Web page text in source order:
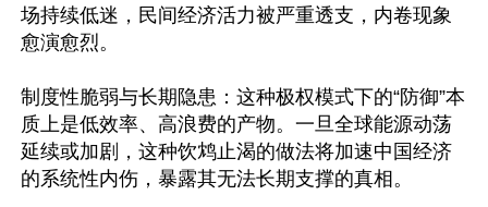
场持续低迷，民间经济活力被严重透支，内卷现象
愈演愈烈。
制度性脆弱与长期隐患：这种极权模式下的“防御”本
质上是低效率、高浪费的产物。一旦全球能源动荡
延续或加剧，这种饮鸩止渴的做法将加速中国经济
的系统性内伤，暴露其无法长期支撑的真相。